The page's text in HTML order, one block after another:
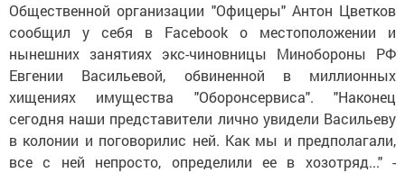
Общественной организации "Офицеры" Антон Цветков
сообщил у себя в Facebook о местоположении и
нынешних занятиях экс-чиновницы Минобороны РФ
Евгении Васильевой, обвиненной в миллионных
хищениях имущества "Оборонсервиса". "Наконец
сегодня наши представители лично увидели Васильеву
в колонии и поговорилис ней. Как мы и предполагали,
все с ней непросто, определили ее в хозотряд..." -